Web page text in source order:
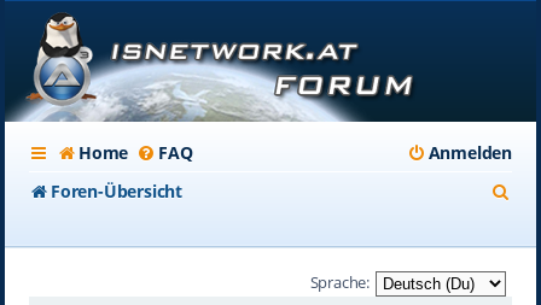
Home FAQ
Anmelden
Foren-Übersicht
Sprache: